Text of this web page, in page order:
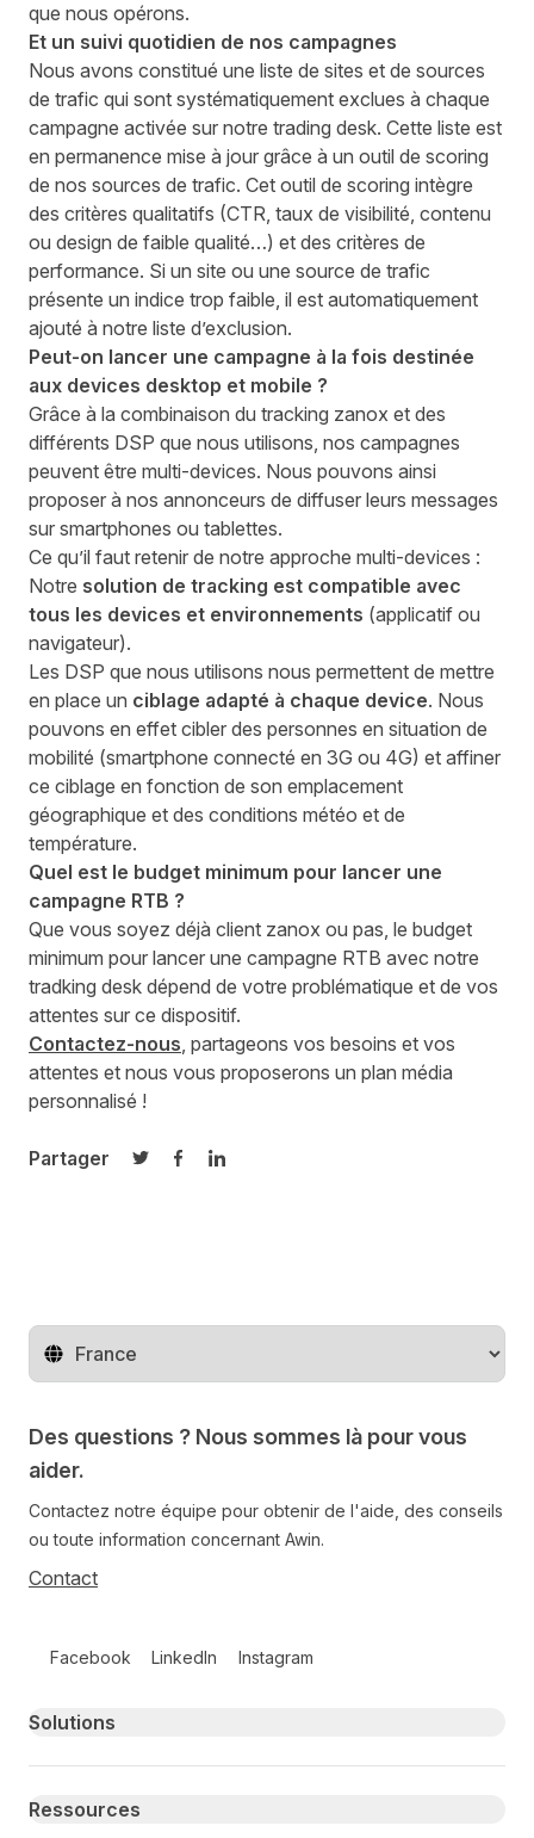
que nous opérons.
Et un suivi quotidien de nos campagnes
Nous avons constitué une liste de sites et de sources
de trafic qui sont systématiquement exclues à chaque
campagne activée sur notre trading desk. Cette liste est
en permanence mise à jour grâce à un outil de scoring
de nos sources de trafic. Cet outil de scoring intègre
des critères qualitatifs (CTR, taux de visibilité, contenu
ou design de faible qualité…) et des critères de
performance. Si un site ou une source de trafic
présente un indice trop faible, il est automatiquement
ajouté à notre liste d’exclusion.
Peut-on lancer une campagne à la fois destinée
aux devices desktop et mobile ?
Grâce à la combinaison du tracking zanox et des
différents DSP que nous utilisons, nos campagnes
peuvent être multi-devices. Nous pouvons ainsi
proposer à nos annonceurs de diffuser leurs messages
sur smartphones ou tablettes.
Ce qu’il faut retenir de notre approche multi-devices :
Notre solution de tracking est compatible avec
tous les devices et environnements (applicatif ou
navigateur).
Les DSP que nous utilisons nous permettent de mettre
en place un ciblage adapté à chaque device. Nous
pouvons en effet cibler des personnes en situation de
mobilité (smartphone connecté en 3G ou 4G) et affiner
ce ciblage en fonction de son emplacement
géographique et des conditions météo et de
température.
Quel est le budget minimum pour lancer une
campagne RTB ?
Que vous soyez déjà client zanox ou pas, le budget
minimum pour lancer une campagne RTB avec notre
tradking desk dépend de votre problématique et de vos
attentes sur ce dispositif.
Contactez-nous, partageons vos besoins et vos
attentes et nous vous proposerons un plan média
personnalisé !
Partager
Partager sur Twitter
Partager sur Facebook
Partager sur LinkedIn
Changer de pays
Des questions ? Nous sommes là pour vous
aider.
Contactez notre équipe pour obtenir de l'aide, des conseils
ou toute information concernant Awin.
Contact
Facebook LinkedIn Instagram
Primary footer navigation
Solutions
Ressources